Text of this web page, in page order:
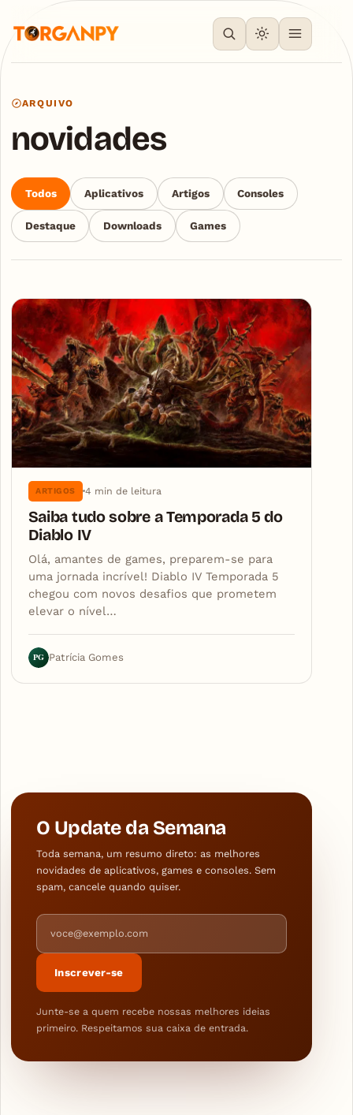
ARQUIVO
novidades
Todos Aplicativos Artigos Consoles
Destaque Downloads Games
Articles
ARTIGOS 4 min de leitura
Saiba tudo sobre a Temporada 5 do
Diablo IV
Olá, amantes de games, preparem-se para
uma jornada incrível! Diablo IV Temporada 5
chegou com novos desafios que prometem
elevar o nível…
PG Patrícia Gomes
O Update da Semana
Toda semana, um resumo direto: as melhores
novidades de aplicativos, games e consoles. Sem
spam, cancele quando quiser.
Endereço de e-mail
Inscrever-se
Junte-se a quem recebe nossas melhores ideias
primeiro. Respeitamos sua caixa de entrada.